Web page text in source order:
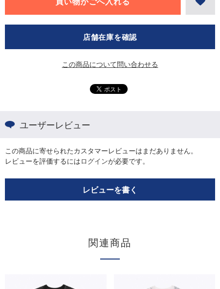
店舗在庫を確認
この商品について問い合わせる
ユーザーレビュー
この商品に寄せられたカスタマーレビューはまだありません。
レビューを評価するにはログインが必要です。
レビューを書く
関連商品